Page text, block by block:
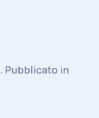
. Pubblicato in